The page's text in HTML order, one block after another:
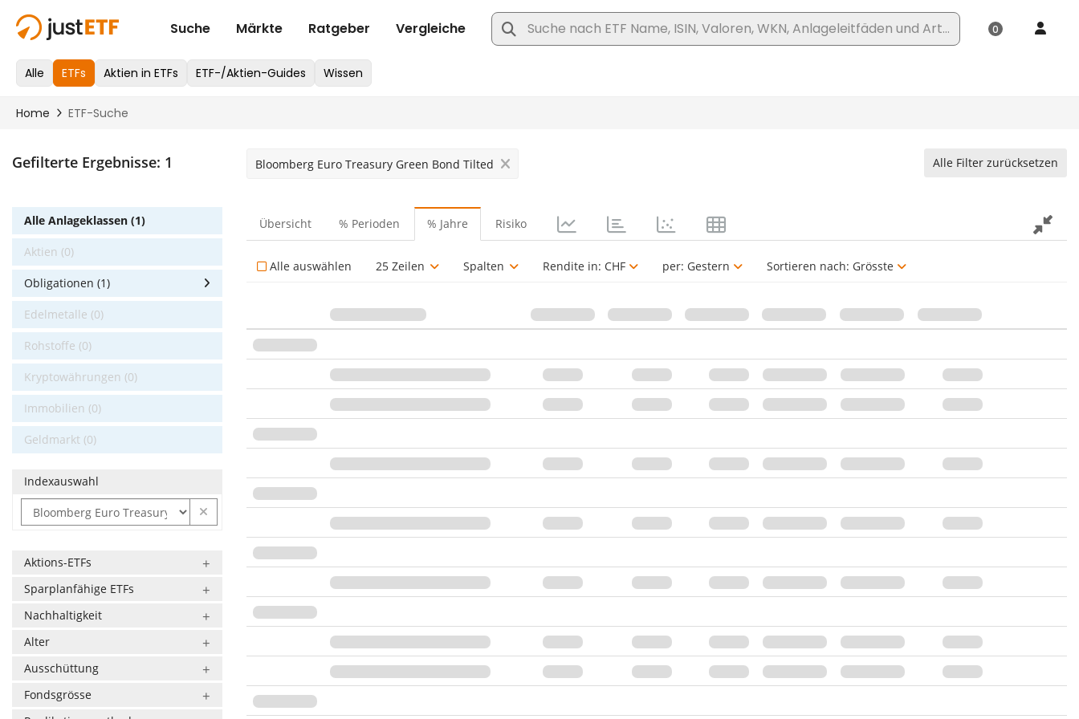
Gefilterte Ergebnisse: 1 Bloomberg Euro Treasury Green Bond Tilted Alle Filter zurücksetzen
Alle Anlageklassen (1)
Aktien (0)
Obligationen (1)
Edelmetalle (0)
Rohstoffe (0)
Kryptowährungen (0)
Immobilien (0)
Geldmarkt (0)
Indexauswahl
Aktions-ETFs
Sparplanfähige ETFs
Nachhaltigkeit
Alter
Ausschüttung
Fondsgrösse
Übersicht % Perioden % Jahre Risiko
Alle auswählen 25 Zeilen Spalten Rendite in: CHF per: Gestern Sortieren nach: Grösste